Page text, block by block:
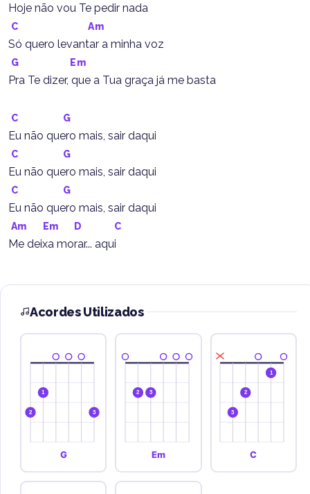
Hoje não vou Te pedir nada
C Am
Só quero levantar a minha voz
G Em
Pra Te dizer, que a Tua graça já me basta
C G
Eu não quero mais, sair daqui
C G
Eu não quero mais, sair daqui
C G
Eu não quero mais, sair daqui
Am Em D C
Me deixa morar... aqui
Acordes Utilizados
2
1
3
G
2 3
Em
3
2
1
C